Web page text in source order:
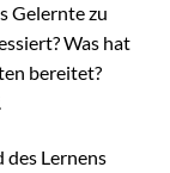
Gelernte zu
Was hat
bereitet?
des Lernens